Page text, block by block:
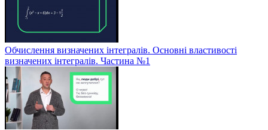
Обчислення визначених інтегралів. Основні властивості
визначених інтегралів. Частина №1